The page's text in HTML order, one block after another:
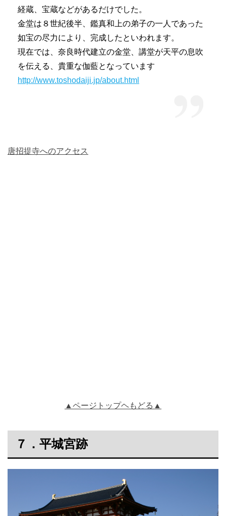
経蔵、宝蔵などがあるだけでした。
金堂は８世紀後半、鑑真和上の弟子の一人であった
如宝の尽力により、完成したといわれます。
現在では、奈良時代建立の金堂、講堂が天平の息吹
を伝える、貴重な伽藍となっています
http://www.toshodaiji.jp/about.html
唐招提寺へのアクセス
▲ページトップヘもどる▲
７．平城宮跡